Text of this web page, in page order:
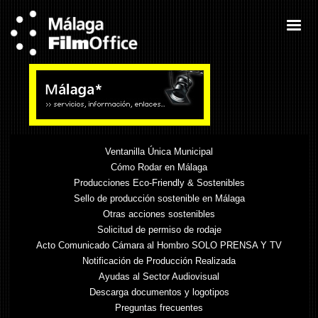
Ventanilla Única Municipal
Cómo Rodar en Málaga
Producciones Eco-Friendly & Sostenibles
Sello de producción sostenible en Málaga
Otras acciones sostenibles
Solicitud de permiso de rodaje
Acto Comunicado Cámara al Hombro SOLO PRENSA Y TV
Notificación de Producción Realizada
Ayudas al Sector Audiovisual
Descarga documentos y logotipos
Preguntas frecuentes